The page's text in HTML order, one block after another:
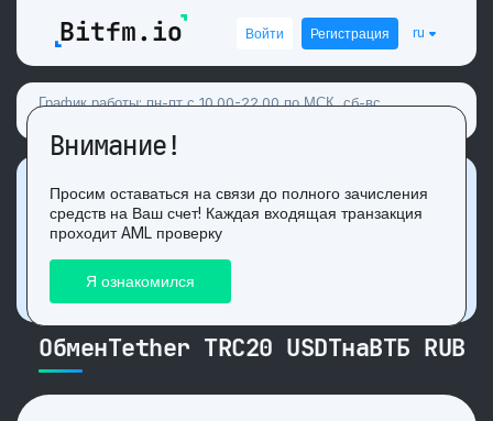
Войти Регистрация ru
График работы: пн-пт с 10.00-22.00 по МСК, сб-вс
Акция
Получи 3 USDT. за положительный отзывпосле
обмена на нашем сайте!
ОбменTether TRC20 USDTнаВТБ RUB
Внимание!
Просим оставаться на связи до полного зачисления
средств на Ваш счет! Каждая входящая транзакция
проходит AML проверку